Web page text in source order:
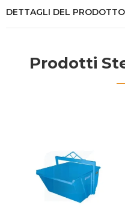
DETTAGLI DEL PRODOTTO
Prodotti